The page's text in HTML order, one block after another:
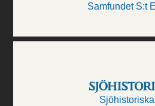
Samfundet S:t
Sjöhistoriska